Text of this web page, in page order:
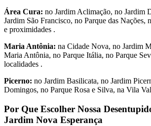
Área Cura: no Jardim Aclimação, no Jardim
Jardim São Francisco, no Parque das Nações,
e proximidades .
Maria Antônia: na Cidade Nova, no Jardim
Maria Antônia, no Parque Itália, no Parque
localidades .
Picerno: no Jardim Basilicata, no Jardim
Domingos, no Parque Rosa e Silva, na Vila
Por Que Escolher Nossa
Jardim Nova Esperança